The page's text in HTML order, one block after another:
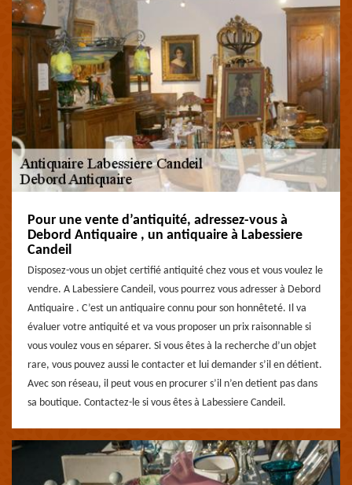
Pour une vente d’antiquité, adressez-vous à
Debord Antiquaire , un antiquaire à Labessiere
Candeil
Disposez-vous un objet certifié antiquité chez vous et vous voulez le
vendre. A Labessiere Candeil, vous pourrez vous adresser à Debord
Antiquaire . C’est un antiquaire connu pour son honnêteté. Il va
évaluer votre antiquité et va vous proposer un prix raisonnable si
vous voulez vous en séparer. Si vous êtes à la recherche d’un objet
rare, vous pouvez aussi le contacter et lui demander s’il en détient.
Avec son réseau, il peut vous en procurer s’il n’en detient pas dans
sa boutique. Contactez-le si vous êtes à Labessiere Candeil.